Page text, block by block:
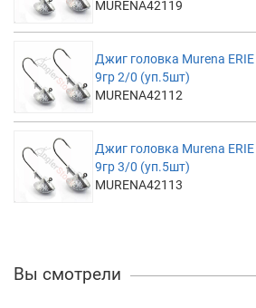
MURENA42119
Джиг головка Murena ERIE
9гр 2/0 (уп.5шт)
MURENA42112
Джиг головка Murena ERIE
9гр 3/0 (уп.5шт)
MURENA42113
Вы смотрели